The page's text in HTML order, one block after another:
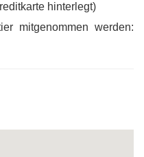
hinterlegt)
mitgenommen werden: